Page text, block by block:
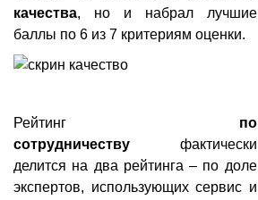
качества, но и набрал лучшие
баллы по 6 из 7 критериям оценки.
Рейтинг по
сотрудничеству фактически
делится на два рейтинга – по доле
экспертов, использующих сервис и